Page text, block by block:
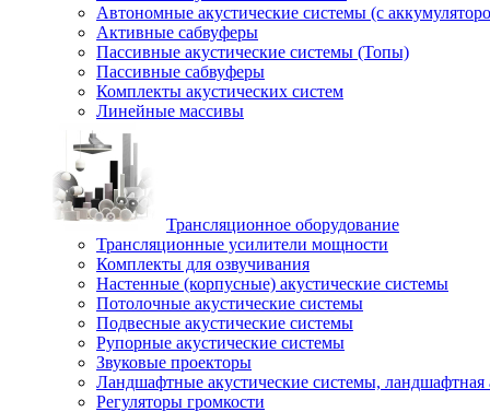
Автономные акустические системы (с
Активные сабвуферы
Пассивные акустические системы (Топы)
Пассивные сабвуферы
Комплекты акустических систем
Линейные массивы
Трансляционное оборудование
Трансляционные усилители мощности
Комплекты для озвучивания
Настенные (корпусные) акустические системы
Потолочные акустические системы
Подвесные акустические системы
Рупорные акустические системы
Звуковые проекторы
Ландшафтные акустические системы, ландшафтная
Регуляторы громкости